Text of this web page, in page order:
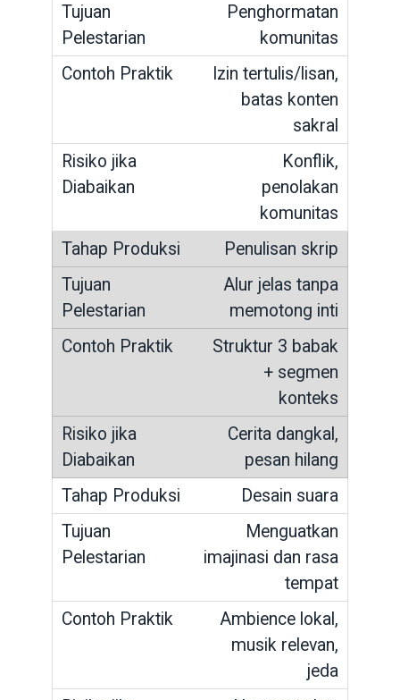
Penghormatan
komunitas
Izin tertulis/lisan,
batas konten
sakral
Konflik,
penolakan
komunitas
Penulisan skrip
Alur jelas tanpa
memotong inti
Struktur 3 babak
+ segmen
konteks
Cerita dangkal,
pesan hilang
Desain suara
Menguatkan
imajinasi dan rasa
tempat
Ambience lokal,
musik relevan,
jeda